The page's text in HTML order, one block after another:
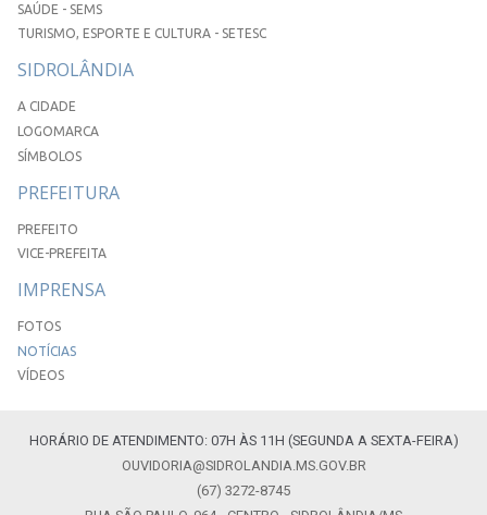
SAÚDE - SEMS
TURISMO, ESPORTE E CULTURA - SETESC
SIDROLÂNDIA
A CIDADE
LOGOMARCA
SÍMBOLOS
PREFEITURA
PREFEITO
VICE-PREFEITA
IMPRENSA
FOTOS
NOTÍCIAS
VÍDEOS
HORÁRIO DE ATENDIMENTO: 07H ÀS 11H (SEGUNDA A SEXTA-FEIRA)
OUVIDORIA@SIDROLANDIA.MS.GOV.BR
(67) 3272-8745